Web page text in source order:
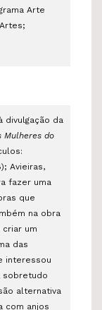
Arte
;
da
Mulheres do
Avieiras,
fazer uma
que
na obra
um
das
interessou
sobretudo
alternativa
com anjos